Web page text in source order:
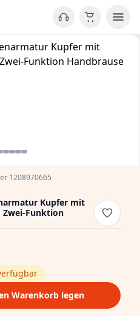
1208970665
Kupfer mit
Zwei-Funktion
Warenkorb legen